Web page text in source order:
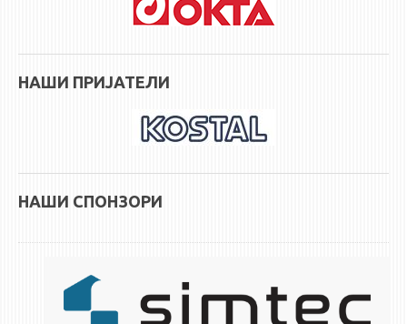
НАШИ ПРИЈАТЕЛИ
НАШИ СПОНЗОРИ